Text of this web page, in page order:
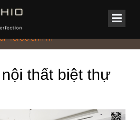
/Tin tức
CHIA SẺ KINH NGHIỆM THI CÔNG
TỐI ƯU CHI PHÍ
thất biệt thự